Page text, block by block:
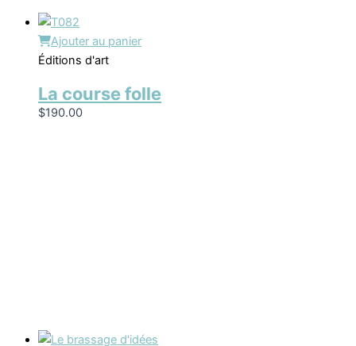
Ajouter au panier
Éditions d'art
La course folle
$190.00